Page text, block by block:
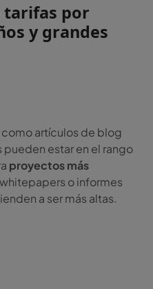
tarifas por
y grandes
como artículos de blog
estar en el rango
proyectos más
o informes
a ser más altas.